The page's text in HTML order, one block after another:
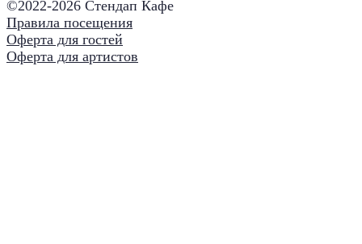
©2022-2026 Стендап Кафе
Правила посещения
Оферта для гостей
Оферта для артистов